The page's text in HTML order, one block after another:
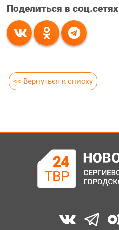
Поделиться в соц.сетях
<< Вернуться к списку